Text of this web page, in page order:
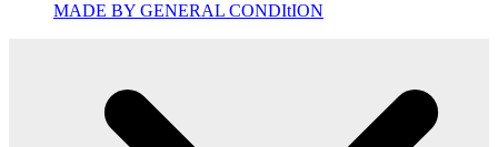
MADE BY GENERAL CONDItION